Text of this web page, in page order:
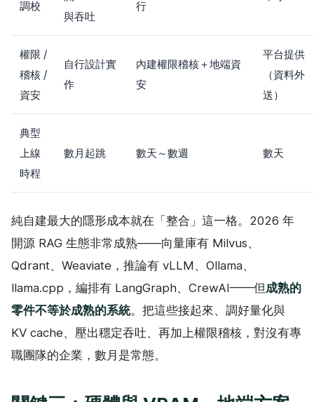
調校
與吞吐
行
權限 /
稽核 /
資安
自行設計實
作
內建權限稽核＋地端資
安
平台提供
（資料外
送）
典型
上線
時程
數月起跳 數天～數週 數天
純自建最大的隱形成本就在「整合」這一格。2026 年
開源 RAG 生態非常成熟——向量庫有 Milvus、
Qdrant、Weaviate，推論有 vLLM、Ollama、
llama.cpp，編排有 LangGraph、CrewAI——但成熟的
零件不等於成熟的系統。把這些接起來、調好量化與
KV cache、壓出穩定吞吐、再加上權限稽核，對沒有專
職團隊的企業，數月是常態。